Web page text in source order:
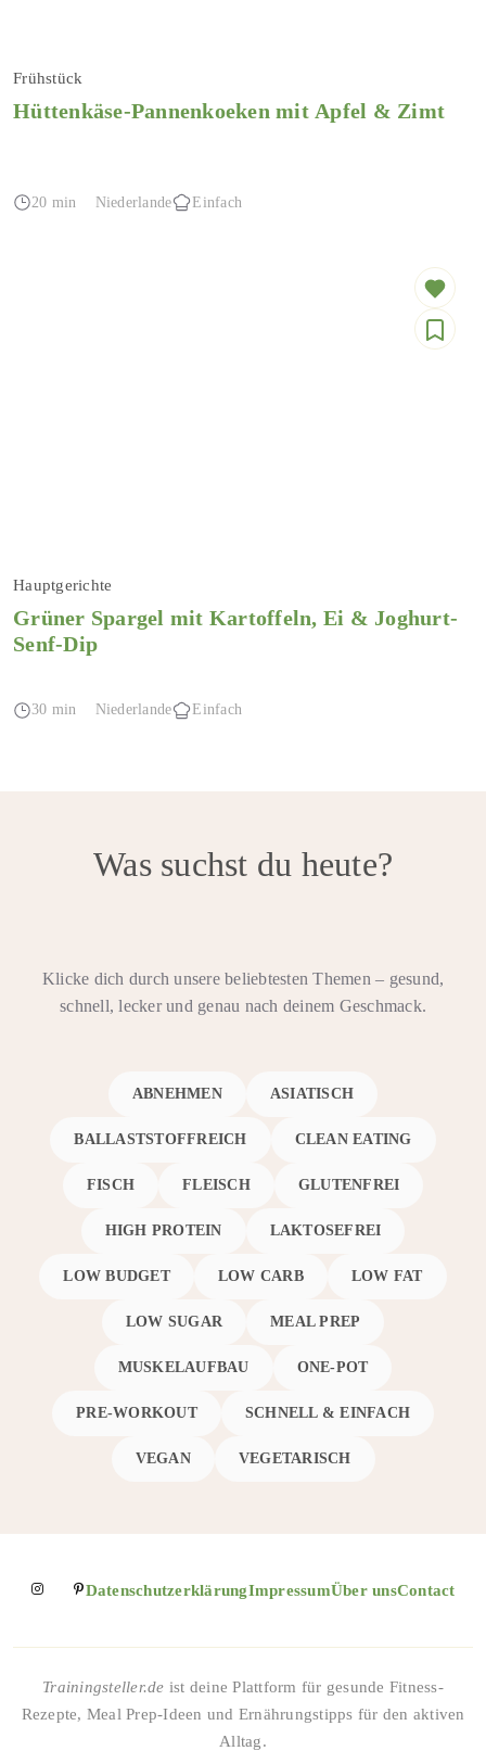
Frühstück
Hüttenkäse-Pannenkoeken mit Apfel & Zimt
20 min Niederlande Einfach
Hauptgerichte
Grüner Spargel mit Kartoffeln, Ei & Joghurt-
Senf-Dip
30 min Niederlande Einfach
Was suchst du heute?
Klicke dich durch unsere beliebtesten Themen – gesund,
schnell, lecker und genau nach deinem Geschmack.
ABNEHMEN ASIATISCH
BALLASTSTOFFREICH CLEAN EATING
FISCH FLEISCH GLUTENFREI
HIGH PROTEIN LAKTOSEFREI
LOW BUDGET LOW CARB LOW FAT
LOW SUGAR MEAL PREP
MUSKELAUFBAU ONE-POT
PRE-WORKOUT SCHNELL & EINFACH
VEGAN VEGETARISCH
DatenschutzerklärungImpressumÜber unsContact
Trainingsteller.de ist deine Plattform für gesunde Fitness-
Rezepte, Meal Prep-Ideen und Ernährungstipps für den aktiven
Alltag.